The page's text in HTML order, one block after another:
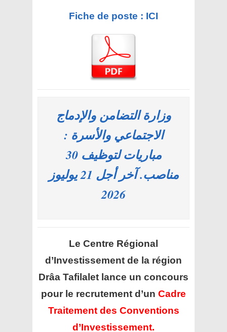
Fiche de poste : ICI
وزارة التضامن والإدماج
الاجتماعي والأسرة :
مباريات لتوظيف 30
مناصب. آخر أجل 21 يوليوز
2026
Le Centre Régional
d’Investissement de la région
Drâa Tafilalet lance un concours
pour le recrutement d’un Cadre
Traitement des Conventions
d’Investissement.